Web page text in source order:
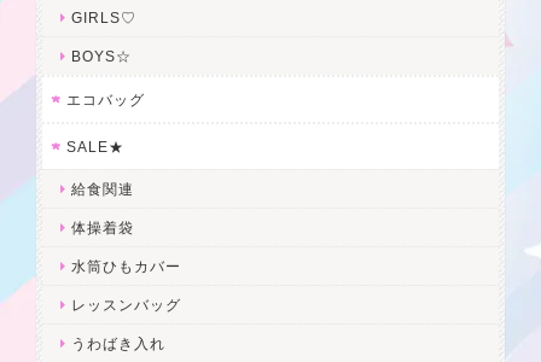
GIRLS♡
BOYS☆
エコバッグ
SALE★
給食関連
体操着袋
水筒ひもカバー
レッスンバッグ
うわばき入れ